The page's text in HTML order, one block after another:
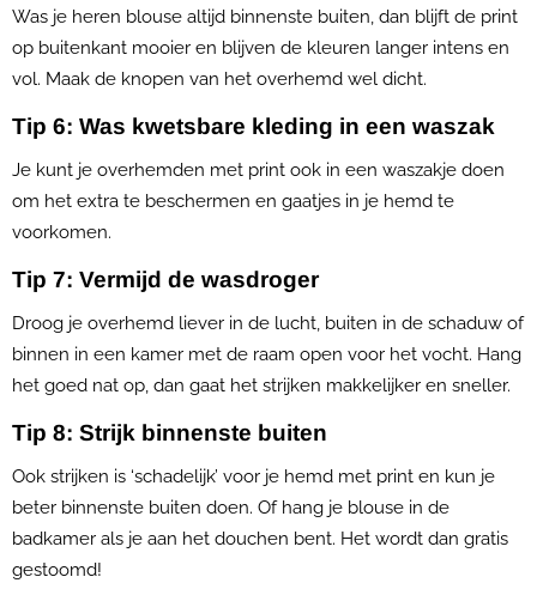
Was je heren blouse altijd binnenste buiten, dan blijft de print
op buitenkant mooier en blijven de kleuren langer intens en
vol. Maak de knopen van het overhemd wel dicht.
Tip 6: Was kwetsbare kleding in een waszak
Je kunt je overhemden met print ook in een waszakje doen
om het extra te beschermen en gaatjes in je hemd te
voorkomen.
Tip 7: Vermijd de wasdroger
Droog je overhemd liever in de lucht, buiten in de schaduw of
binnen in een kamer met de raam open voor het vocht. Hang
het goed nat op, dan gaat het strijken makkelijker en sneller.
Tip 8: Strijk binnenste buiten
Ook strijken is ‘schadelijk’ voor je hemd met print en kun je
beter binnenste buiten doen. Of hang je blouse in de
badkamer als je aan het douchen bent. Het wordt dan gratis
gestoomd!